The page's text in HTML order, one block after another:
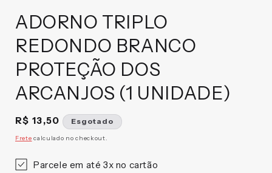
ADORNO TRIPLO
REDONDO BRANCO
PROTEÇÃO DOS
ARCANJOS (1 UNIDADE)
Preço
normal
R$ 13,50 Esgotado
Frete calculado no checkout.
Parcele em até 3x no cartão